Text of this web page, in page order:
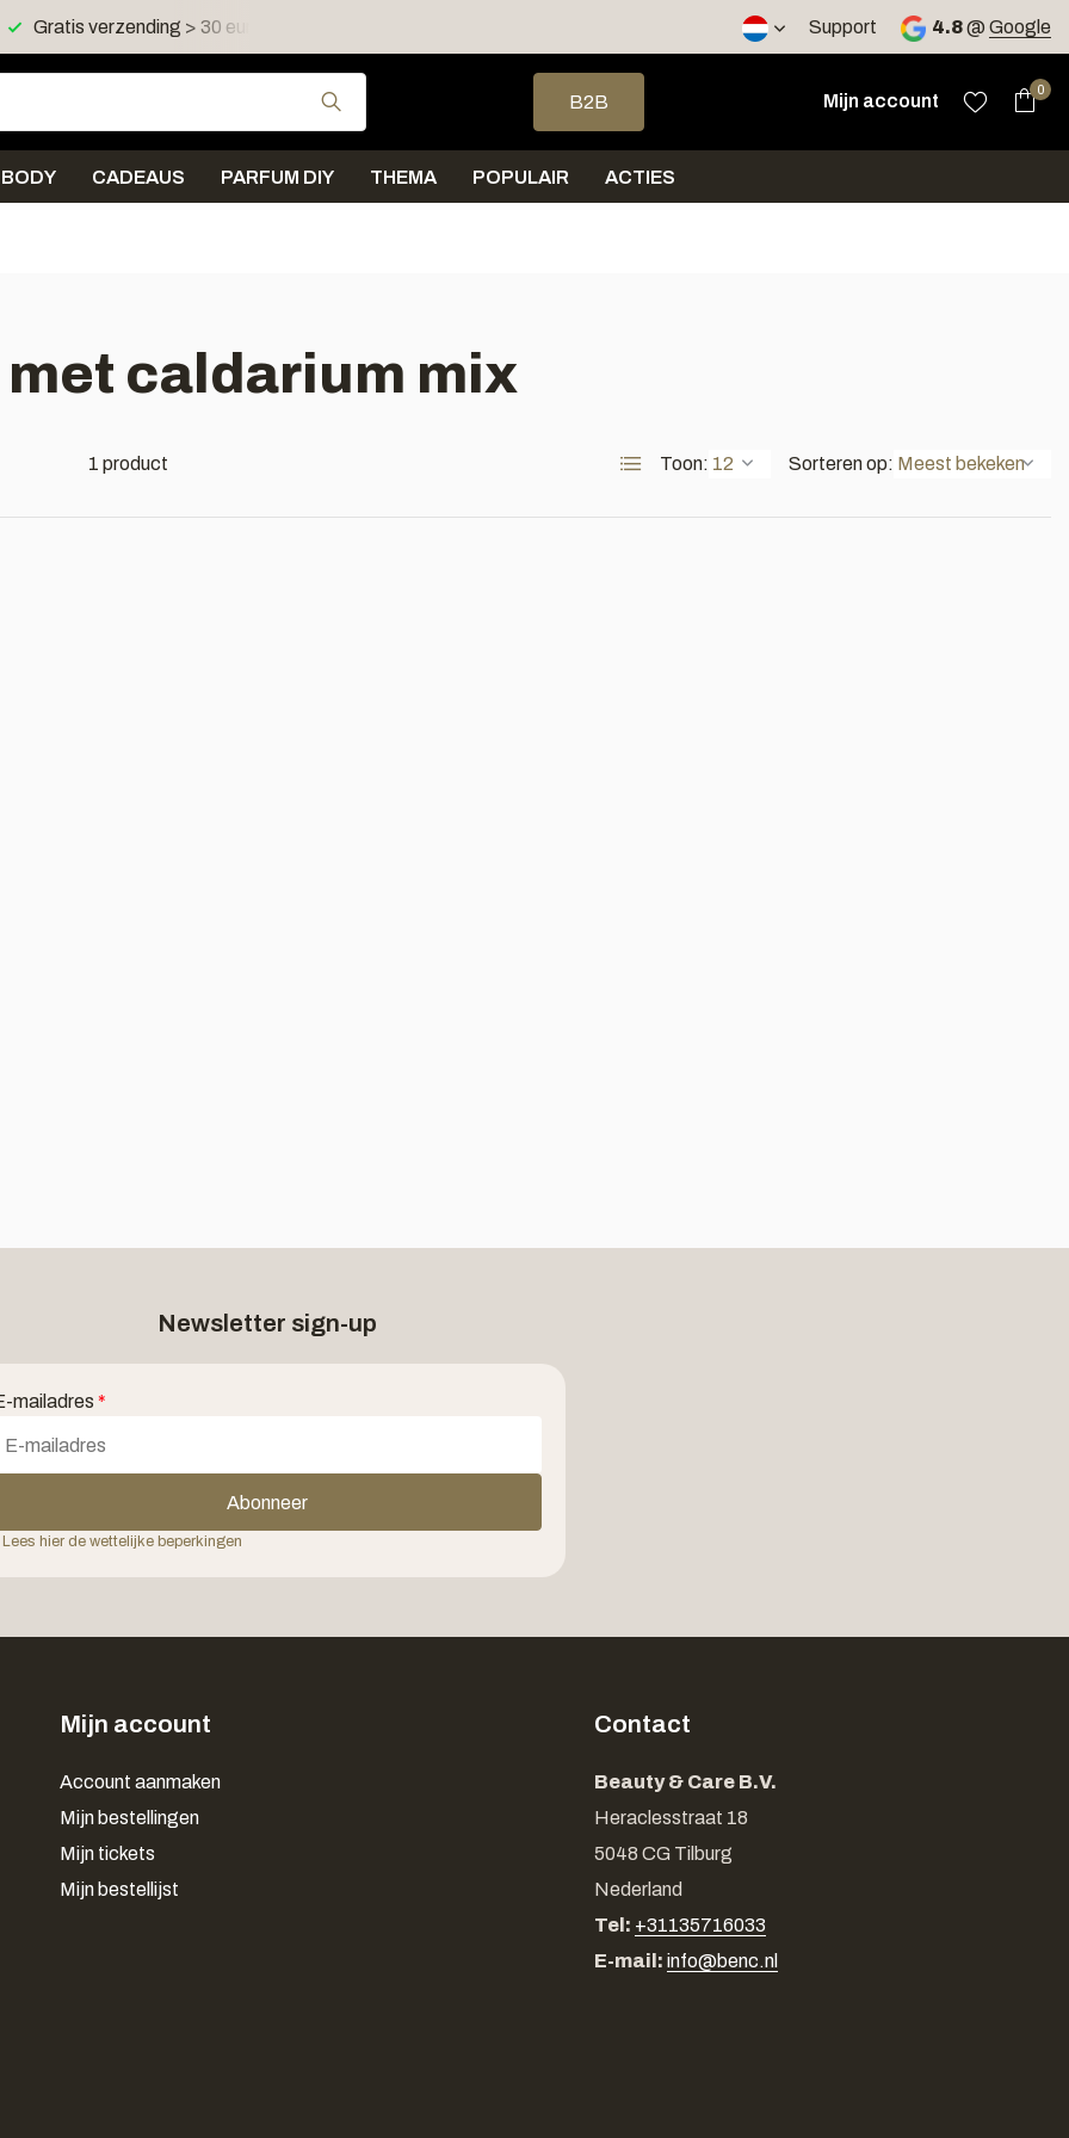
Gratis verzending > 30 euro in NL en BE Support 4.8@ Google
Gebruik de pijltjes op en neer om een beschikbaar resultaat te selecteren. Druk
B2B
Mijn account
0
BODY CADEAUS PARFUM DIY THEMA POPULAIR ACTIES
caldarium mix
1 product Toon: Sorteren op:
Newsletter sign-up
mailadres *
Abonneer
Lees hier de wettelijke beperkingen
Mijn account
Account aanmaken
Mijn bestellingen
Mijn tickets
Mijn bestellijst
Contact
Beauty & Care B.V.
Heraclesstraat 18
5048 CG Tilburg
Nederland
Tel: +31135716033
E-mail: info@benc.nl